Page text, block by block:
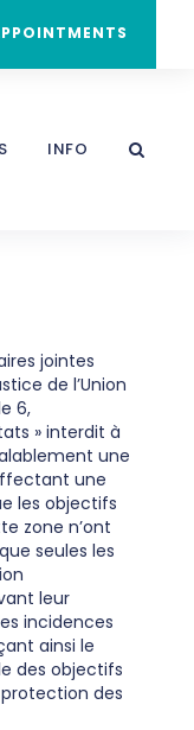
INFO
jointes
de l’Union
6,
» interdit à
une
une
les objectifs
zone n’ont
seules les
leur
incidences
ainsi le
des objectifs
des